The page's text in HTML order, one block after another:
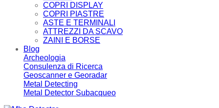
COPRI DISPLAY
COPRI PIASTRE
ASTE E TERMINALI
ATTREZZI DA SCAVO
ZAINI E BORSE
Blog
Archeologia
Consulenza di Ricerca
Geoscanner e Georadar
Metal Detecting
Metal Detector Subacqueo